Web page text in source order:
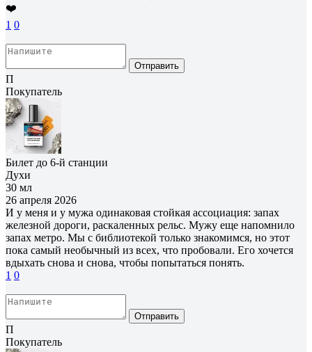
❤️
1 0
Отправить
П
Покупатель
Билет до 6-й станции
Духи
30 мл
26 апреля 2026
И у меня и у мужа одинаковая стойкая ассоциация: запах
железной дороги, раскаленных рельс. Мужу еще напомнило
запах метро. Мы с библиотекой только знакомимся, но этот
пока самый необычный из всех, что пробовали. Его хочется
вдыхать снова и снова, чтобы попытаться понять.
1 0
Отправить
П
Покупатель